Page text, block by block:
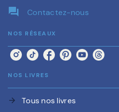
question_answer Contactez-nous
NOS RÉSEAUX
NOS LIVRES
arrow_forward Tous nos livres